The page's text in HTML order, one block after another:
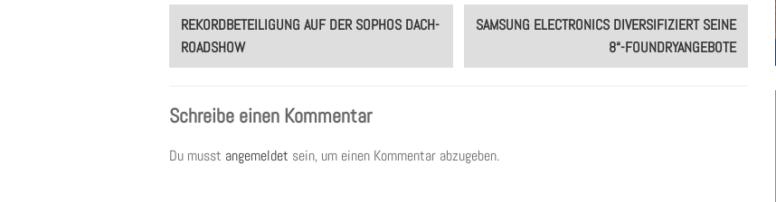
Post
navigation
REKORDBETEILIGUNG AUF DER SOPHOS DACH-
ROADSHOW
SAMSUNG ELECTRONICS DIVERSIFIZIERT SEINE
8“-FOUNDRYANGEBOTE
Schreibe einen Kommentar
Du musst angemeldet sein, um einen Kommentar abzugeben.